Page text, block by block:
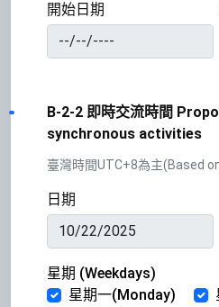
開始日期
B-2-2 即時交流時間
synchronous activities
臺灣時間UTC+8為主(Based
日期
星期 (Weekdays)
星期一(Monday)